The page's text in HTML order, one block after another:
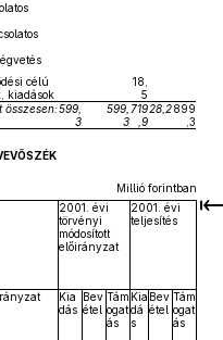
célú
kiadások
18,
5
összesen:599,
3
599,
3
719
,9
28,2899
,3
Millió forintban
2001. évi
törvényi
módosított
előirányzat
2001. évi
teljesítés
Kia
dás
Bev
étel
Tám
ogat
ás
Kia
dá
s
Bev
étel
Tám
ogat
ás